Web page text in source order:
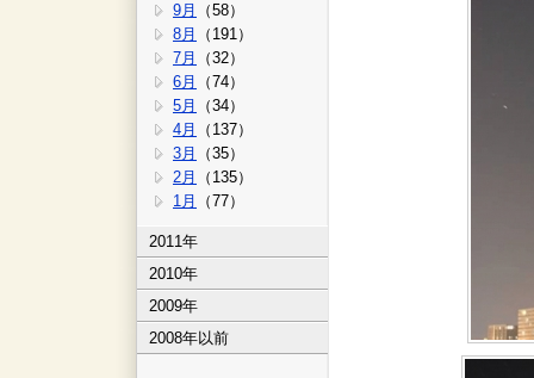
9月
（58）
8月
（191）
7月
（32）
6月
（74）
5月
（34）
4月
（137）
3月
（35）
2月
（135）
1月
（77）
2011年
2010年
2009年
2008年以前